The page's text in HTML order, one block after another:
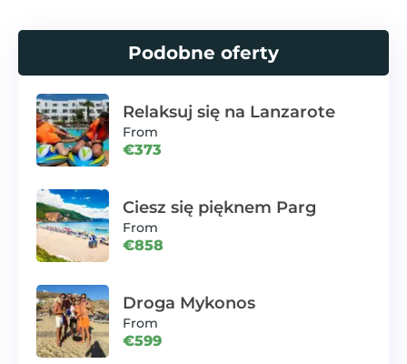
Podobne oferty
Relaksuj się na Lanzarote
From
€373
Ciesz się pięknem Parg
From
€858
Droga Mykonos
From
€599